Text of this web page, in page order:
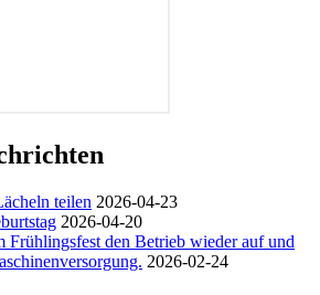
teilen 2026-04-23
2026-04-20
Frühlingsfest den Betrieb wieder auf und
2026-02-24